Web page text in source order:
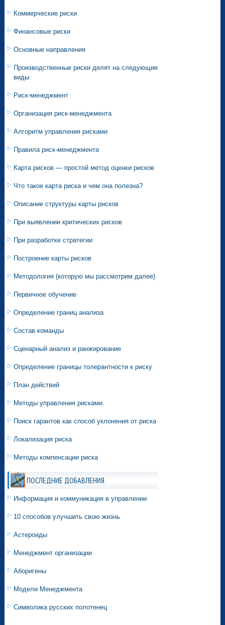
Коммерческие риски
Финансовые риски
Основные направления
Производственные риски делят на следующие
виды
Риск-менеджмент
Организация риск-менеджмента
Алгоритм управления рисками
Правила риск-менеджмента
Карта рисков — простой метод оценки рисков
Что такое карта риска и чем она полезна?
Описание структуры карты рисков
При выявлении критических рисков
При разработке стратегии
Построение карты рисков
Методология (которую мы рассмотрим далее)
Первичное обучение
Определение границ анализа
Состав команды
Сценарный анализ и ранжирование
Определение границы толерантности к риску
План действий
Методы управления рисками.
Поиск гарантов как способ уклонения от риска
Локализация риска
Методы компенсации риска
ПОСЛЕДНИЕ ДОБАВЛЕНИЯ
Информация и коммуникация в управлении
10 способов улучшить свою жизнь
Астероиды
Менеджмент организации
Аборигены
Модели Менеджмента
Символика русских полотенец